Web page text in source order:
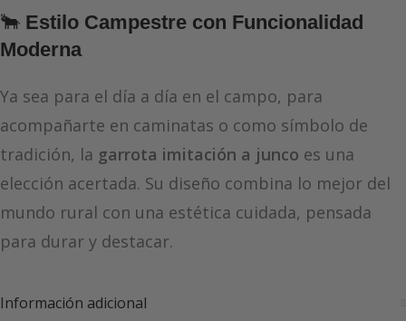
🐂 Estilo Campestre con Funcionalidad
Moderna
Ya sea para el día a día en el campo, para
acompañarte en caminatas o como símbolo de
tradición, la garrota imitación a junco es una
elección acertada. Su diseño combina lo mejor del
mundo rural con una estética cuidada, pensada
para durar y destacar.
Información adicional